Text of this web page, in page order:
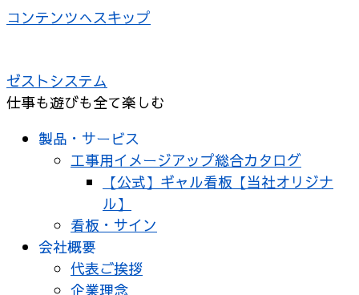
コンテンツへスキップ
ゼストシステム
仕事も遊びも全て楽しむ
製品・サービス
工事用イメージアップ総合カタログ
【公式】ギャル看板【当社オリジナ
ル】
看板・サイン
会社概要
代表ご挨拶
企業理念